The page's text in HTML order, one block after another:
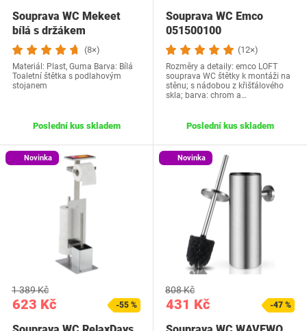
Souprava WC Mekeet
bílá s držákem
(8×)
Materiál: Plast, Guma Barva: Bílá
Toaletní štětka s podlahovým
stojanem
Poslední kus skladem
Souprava WC Emco
051500100
(12×)
Rozměry a detaily: emco LOFT
souprava WC štětky k montáži na
stěnu; s nádobou z křišťálového
skla; barva: chrom a…
Poslední kus skladem
Novinka
623 Kč
1 389 Kč
-55 %
Novinka
431 Kč
808 Kč
-47 %